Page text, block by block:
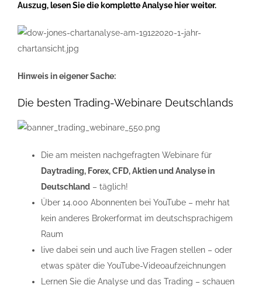
Auszug, lesen Sie die komplette Analyse hier weiter.
Hinweis in eigener Sache:
Die besten Trading-Webinare Deutschlands
Die am meisten nachgefragten Webinare für
Daytrading, Forex, CFD, Aktien und Analyse in
Deutschland – täglich!
Über 14.000 Abonnenten bei YouTube – mehr hat
kein anderes Brokerformat im deutschsprachigem
Raum
live dabei sein und auch live Fragen stellen – oder
etwas später die YouTube-Videoaufzeichnungen
Lernen Sie die Analyse und das Trading – schauen